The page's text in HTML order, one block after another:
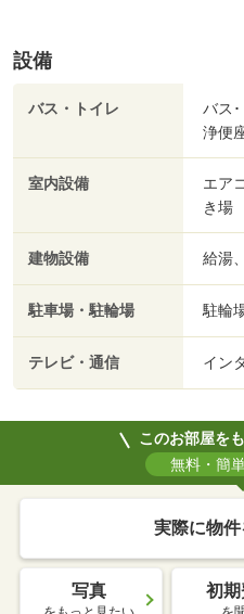
設備
バス・トイレ
バス
浄便
室内設備
エア
き場
建物設備 給湯
駐車場・駐輪場 駐輪
テレビ・通信 イン
このお部屋を
無料・簡
実際に物
写真 初期